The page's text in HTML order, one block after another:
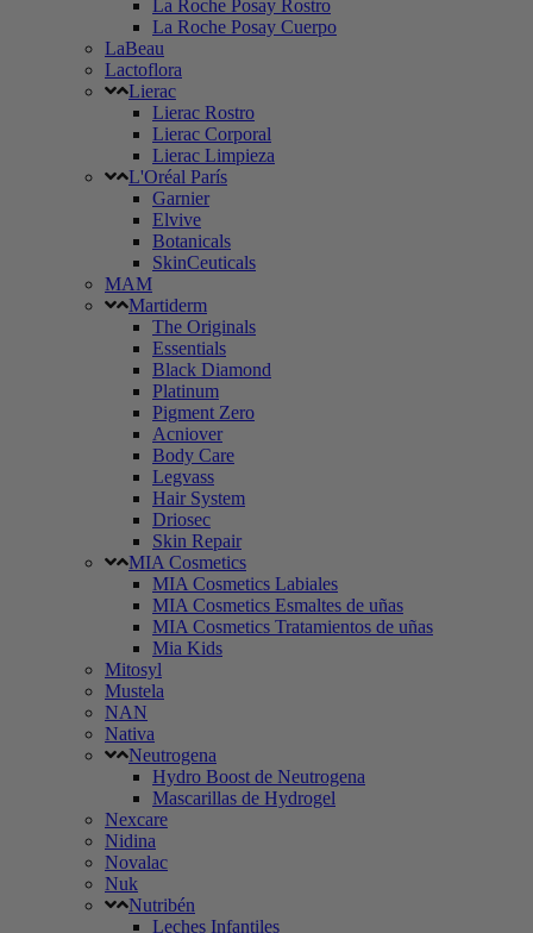
La Roche Posay Rostro
La Roche Posay Cuerpo
LaBeau
Lactoflora
Lierac
Lierac Rostro
Lierac Corporal
Lierac Limpieza
L'Oréal París
Garnier
Elvive
Botanicals
SkinCeuticals
MAM
Martiderm
The Originals
Essentials
Black Diamond
Platinum
Pigment Zero
Acniover
Body Care
Legvass
Hair System
Driosec
Skin Repair
MIA Cosmetics
MIA Cosmetics Labiales
MIA Cosmetics Esmaltes de uñas
MIA Cosmetics Tratamientos de uñas
Mia Kids
Mitosyl
Mustela
NAN
Nativa
Neutrogena
Hydro Boost de Neutrogena
Mascarillas de Hydrogel
Nexcare
Nidina
Novalac
Nuk
Nutribén
Leches Infantiles